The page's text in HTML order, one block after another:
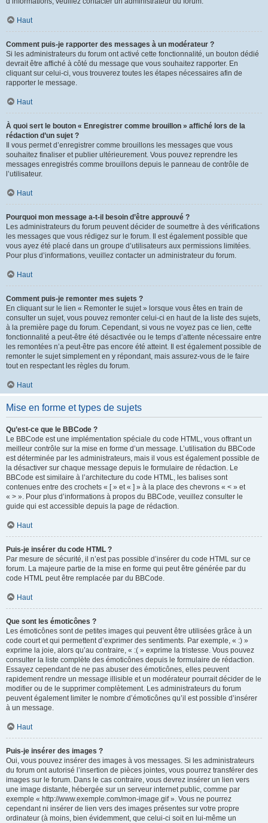
Haut
Comment puis-je rapporter des messages à un modérateur ?
Si les administrateurs du forum ont activé cette fonctionnalité, un bouton dédié
devrait être affiché à côté du message que vous souhaitez rapporter. En
cliquant sur celui-ci, vous trouverez toutes les étapes nécessaires afin de
rapporter le message.
Haut
À quoi sert le bouton « Enregistrer comme brouillon » affiché lors de la
rédaction d’un sujet ?
Il vous permet d’enregistrer comme brouillons les messages que vous
souhaitez finaliser et publier ultérieurement. Vous pouvez reprendre les
messages enregistrés comme brouillons depuis le panneau de contrôle de
l’utilisateur.
Haut
Pourquoi mon message a-t-il besoin d’être approuvé ?
Les administrateurs du forum peuvent décider de soumettre à des vérifications
les messages que vous rédigez sur le forum. Il est également possible que
vous ayez été placé dans un groupe d’utilisateurs aux permissions limitées.
Pour plus d’informations, veuillez contacter un administrateur du forum.
Haut
Comment puis-je remonter mes sujets ?
En cliquant sur le lien « Remonter le sujet » lorsque vous êtes en train de
consulter un sujet, vous pouvez remonter celui-ci en haut de la liste des sujets,
à la première page du forum. Cependant, si vous ne voyez pas ce lien, cette
fonctionnalité a peut-être été désactivée ou le temps d’attente nécessaire entre
les remontées n’a peut-être pas encore été atteint. Il est également possible de
remonter le sujet simplement en y répondant, mais assurez-vous de le faire
tout en respectant les règles du forum.
Haut
Mise en forme et types de sujets
Qu’est-ce que le BBCode ?
Le BBCode est une implémentation spéciale du code HTML, vous offrant un
meilleur contrôle sur la mise en forme d’un message. L’utilisation du BBCode
est déterminée par les administrateurs, mais il vous est également possible de
la désactiver sur chaque message depuis le formulaire de rédaction. Le
BBCode est similaire à l’architecture du code HTML, les balises sont
contenues entre des crochets « [ » et « ] » à la place des chevrons « < » et
« > ». Pour plus d’informations à propos du BBCode, veuillez consulter le
guide qui est accessible depuis la page de rédaction.
Haut
Puis-je insérer du code HTML ?
Par mesure de sécurité, il n’est pas possible d’insérer du code HTML sur ce
forum. La majeure partie de la mise en forme qui peut être générée par du
code HTML peut être remplacée par du BBCode.
Haut
Que sont les émoticônes ?
Les émoticônes sont de petites images qui peuvent être utilisées grâce à un
code court et qui permettent d’exprimer des sentiments. Par exemple, « :) »
exprime la joie, alors qu’au contraire, « :( » exprime la tristesse. Vous pouvez
consulter la liste complète des émoticônes depuis le formulaire de rédaction.
Essayez cependant de ne pas abuser des émoticônes, elles peuvent
rapidement rendre un message illisible et un modérateur pourrait décider de le
modifier ou de le supprimer complètement. Les administrateurs du forum
peuvent également limiter le nombre d’émoticônes qu’il est possible d’insérer
à un message.
Haut
Puis-je insérer des images ?
Oui, vous pouvez insérer des images à vos messages. Si les administrateurs
du forum ont autorisé l’insertion de pièces jointes, vous pourrez transférer des
images sur le forum. Dans le cas contraire, vous devrez insérer un lien vers
une image distante, hébergée sur un serveur internet public, comme par
exemple « http://www.exemple.com/mon-image.gif ». Vous ne pourrez
cependant ni insérer de lien vers des images présentes sur votre propre
ordinateur (à moins, bien évidemment, que celui-ci soit en lui-même un